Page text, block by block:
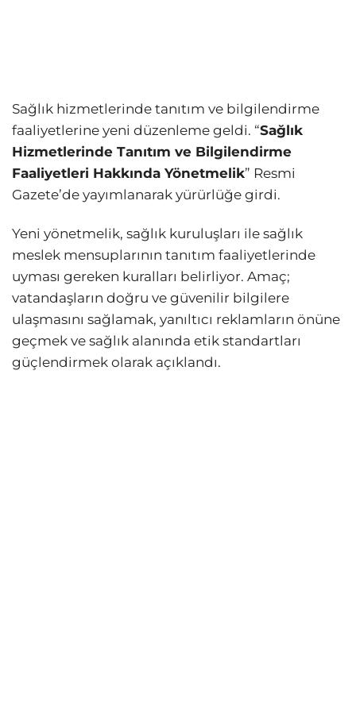
Sağlık hizmetlerinde tanıtım ve bilgilendirme
faaliyetlerine yeni düzenleme geldi. “Sağlık
Hizmetlerinde Tanıtım ve Bilgilendirme
Faaliyetleri Hakkında Yönetmelik” Resmi
Gazete’de yayımlanarak yürürlüğe girdi.
Yeni yönetmelik, sağlık kuruluşları ile sağlık
meslek mensuplarının tanıtım faaliyetlerinde
uyması gereken kuralları belirliyor. Amaç;
vatandaşların doğru ve güvenilir bilgilere
ulaşmasını sağlamak, yanıltıcı reklamların önüne
geçmek ve sağlık alanında etik standartları
güçlendirmek olarak açıklandı.